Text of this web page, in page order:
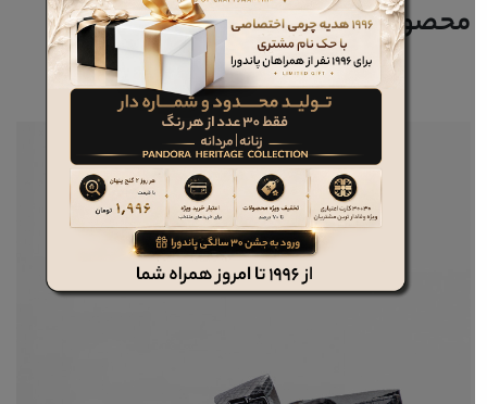
محصولات مرتبط